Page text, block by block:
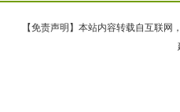
【免责声明】本站内容转载自互联